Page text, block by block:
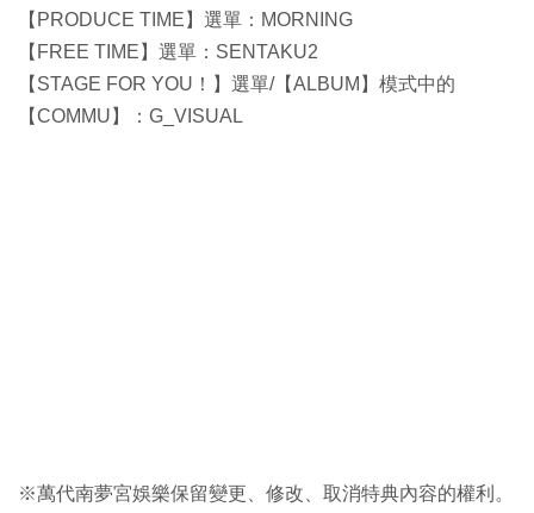
【PRODUCE TIME】選單：MORNING
【FREE TIME】選單：SENTAKU2
【STAGE FOR YOU！】選單/【ALBUM】模式中的
【COMMU】：G_VISUAL
※萬代南夢宮娛樂保留變更、修改、取消特典內容的權利。